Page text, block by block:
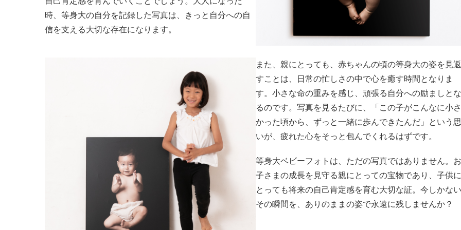
時、等身大の自分を記録した写真は、きっと自分への自
信を支える大切な存在になります。
また、親にとっても、赤ちゃんの頃の等身大の姿を見返
すことは、日常の忙しさの中で心を癒す時間となりま
す。小さな命の重みを感じ、頑張る自分への励ましとな
るのです。写真を見るたびに、「この子がこんなに小さ
かった頃から、ずっと一緒に歩んできたんだ」という思
いが、疲れた心をそっと包んでくれるはずです。
等身大ベビーフォトは、ただの写真ではありません。お
子さまの成長を見守る親にとっての宝物であり、子供に
とっても将来の自己肯定感を育む大切な証。今しかない
その瞬間を、ありのままの姿で永遠に残しませんか？